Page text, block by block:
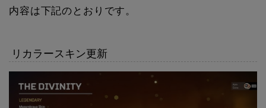
内容は下記のとおりです。
リカラースキン更新